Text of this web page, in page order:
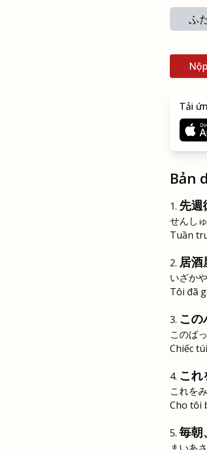
ふ
Tải
Bản
先週
せんし
Tuần
居酒
いざか
Tôi đã
この
このば
Chiếc
これ
これを
Cho tôi
毎朝